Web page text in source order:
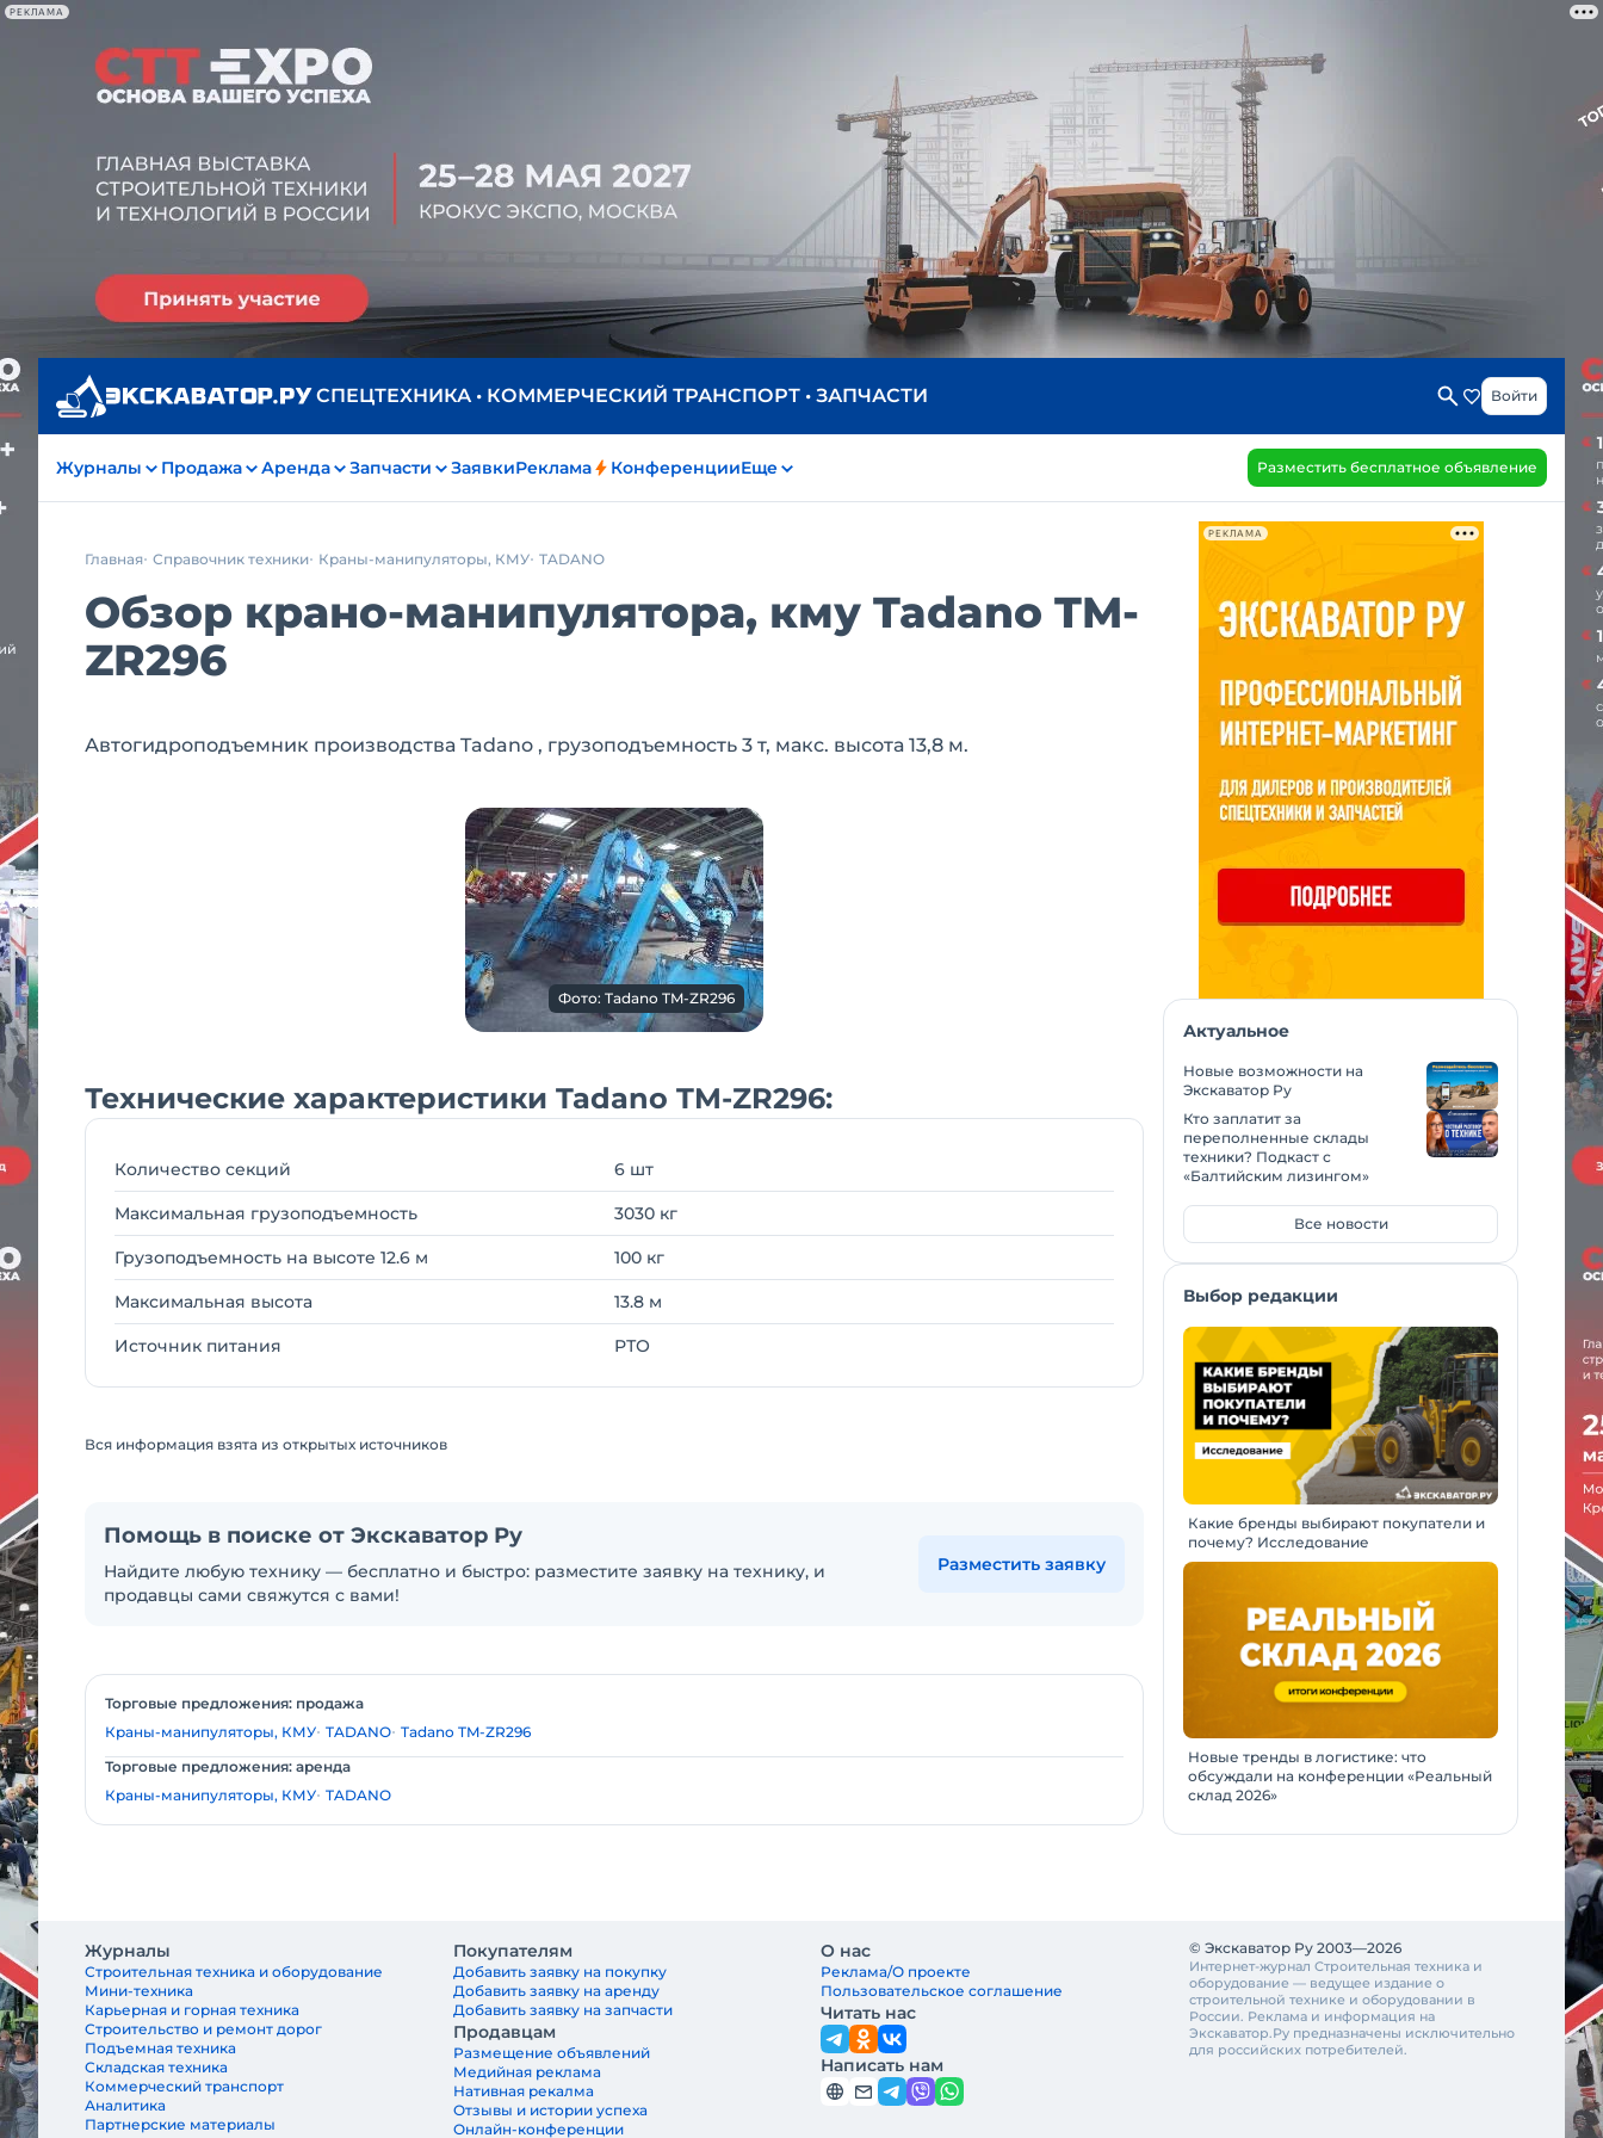
РЕКЛАМА
СПЕЦТЕХНИКА • КОММЕРЧЕСКИЙ ТРАНСПОРТ • ЗАПЧАСТИ Войти
Журналы Продажа Аренда Запчасти ЗаявкиРеклама КонференцииЕще Разместить бесплатное объявление
Главная Справочник техники Краны-манипуляторы, КМУ TADANO
Обзор крано-манипулятора, кму Tadano TM-
ZR296
Автогидроподъемник производства Tadano , грузоподъемность 3 т, макс. высота 13,8 м.
Фото: Tadano TM-ZR296
Технические характеристики Tadano TM-ZR296:
Количество секций 6 шт
Максимальная грузоподъемность 3030 кг
Грузоподъемность на высоте 12.6 м 100 кг
Максимальная высота 13.8 м
Источник питания РТО
Вся информация взята из открытых источников
Помощь в поиске от Экскаватор Ру
Найдите любую технику — бесплатно и быстро: разместите заявку на технику, и
продавцы сами свяжутся с вами!
Разместить заявку
Торговые предложения: продажа
Краны-манипуляторы, КМУ TADANO Tadano TM-ZR296
Торговые предложения: аренда
Краны-манипуляторы, КМУ TADANO
РЕКЛАМА
Актуальное
Новые возможности на
Экскаватор Ру
Кто заплатит за
переполненные склады
техники? Подкаст с
«Балтийским лизингом»
Все новости
Выбор редакции
Какие бренды выбирают покупатели и
почему? Исследование
Новые тренды в логистике: что
обсуждали на конференции «Реальный
склад 2026»
Журналы
Строительная техника и оборудование
Мини-техника
Карьерная и горная техника
Строительство и ремонт дорог
Подъемная техника
Складская техника
Коммерческий транспорт
Аналитика
Партнерские материалы
Покупателям
Добавить заявку на покупку
Добавить заявку на аренду
Добавить заявку на запчасти
Продавцам
Размещение объявлений
Медийная реклама
Нативная рекалма
Отзывы и истории успеха
Онлайн-конференции
О нас
Реклама/О проекте
Пользовательское соглашение
Читать нас
Написать нам
© Экскаватор Ру 2003—2026
Интернет-журнал Строительная техника и
оборудование — ведущее издание о
строительной технике и оборудовании в
России. Реклама и информация на
Экскаватор.Ру предназначены исключительно
для российских потребителей.